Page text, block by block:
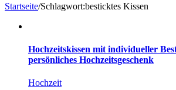
Startseite/Schlagwort:besticktes Kissen
Hochzeitskissen mit individueller
persönliches Hochzeitsgeschenk
Hochzeit